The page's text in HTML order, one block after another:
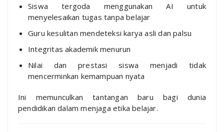
Siswa tergoda menggunakan AI untuk
menyelesaikan tugas tanpa belajar
Guru kesulitan mendeteksi karya asli dan palsu
Integritas akademik menurun
Nilai dan prestasi siswa menjadi tidak
mencerminkan kemampuan nyata
Ini memunculkan tantangan baru bagi dunia
pendidikan dalam menjaga etika belajar.